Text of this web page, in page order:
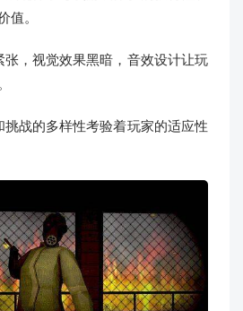
值。
，视觉效果黑暗，音效设计让玩
战的多样性考验着玩家的适应性